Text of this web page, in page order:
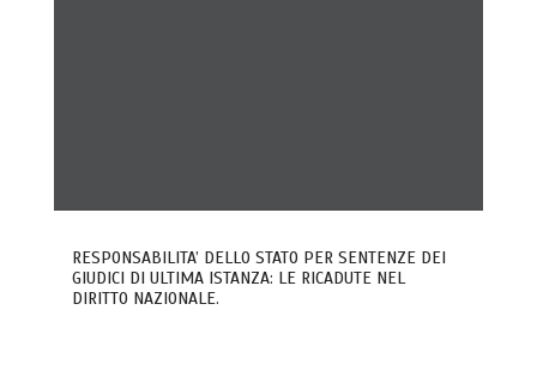
RESPONSABILITA’ DELLO STATO PER SENTENZE DEI
GIUDICI DI ULTIMA ISTANZA: LE RICADUTE NEL
DIRITTO NAZIONALE.